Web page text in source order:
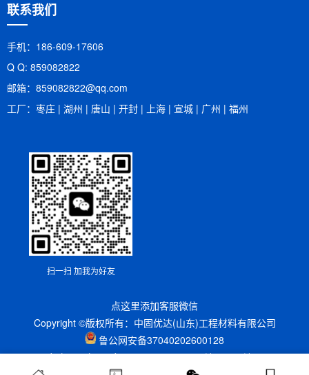
联系我们
手机：186-609-17606
Q Q: 859082822
邮箱：​859082822@qq.com
工厂：枣庄 | 湖州 | 唐山 | 开封 | 上海 | 宣城 | 广州 | 福州
扫一扫 加我为好友
点这里添加客服微信
Copyright ©版权所有：中固优达(山东)工程材料有限公司
鲁公网安备37040202600128
备案号：鲁ICP备2023019114号 xml地图 htm地图